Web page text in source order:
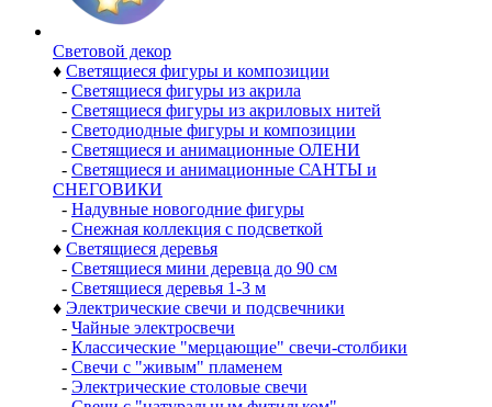
Световой декор
♦ Светящиеся фигуры и композиции
- Светящиеся фигуры из акрила
- Светящиеся фигуры из акриловых нитей
- Светодиодные фигуры и композиции
- Светящиеся и анимационные ОЛЕНИ
- Светящиеся и анимационные САНТЫ и
СНЕГОВИКИ
- Надувные новогодние фигуры
- Снежная коллекция с подсветкой
♦ Светящиеся деревья
- Светящиеся мини деревца до 90 см
- Светящиеся деревья 1-3 м
♦ Электрические свечи и подсвечники
- Чайные электросвечи
- Классические "мерцающие" свечи-столбики
- Свечи с "живым" пламенем
- Электрические столовые свечи